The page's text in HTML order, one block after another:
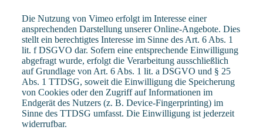
Die Nutzung von Vimeo erfolgt im Interesse einer
ansprechenden Darstellung unserer Online-Angebote. Dies
stellt ein berechtigtes Interesse im Sinne des Art. 6 Abs. 1
lit. f DSGVO dar. Sofern eine entsprechende Einwilligung
abgefragt wurde, erfolgt die Verarbeitung ausschließlich
auf Grundlage von Art. 6 Abs. 1 lit. a DSGVO und § 25
Abs. 1 TTDSG, soweit die Einwilligung die Speicherung
von Cookies oder den Zugriff auf Informationen im
Endgerät des Nutzers (z. B. Device-Fingerprinting) im
Sinne des TTDSG umfasst. Die Einwilligung ist jederzeit
widerrufbar.